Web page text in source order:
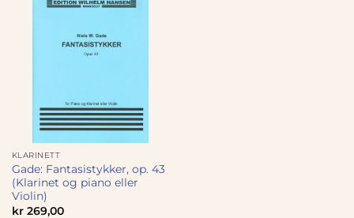
KLARINETT
Gade: Fantasistykker, op. 43
(Klarinet og piano eller
Violin)
kr269,00